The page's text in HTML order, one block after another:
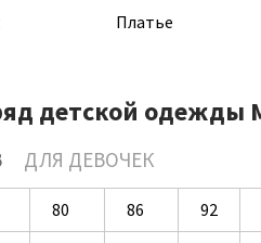
Платье
детской одежды
ДЛЯ ДЕВОЧЕК
80 86 92